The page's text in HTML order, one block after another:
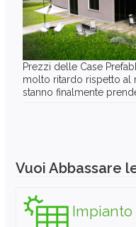
Prezzi delle Case
molto ritardo rispetto al
stanno finalmente
Vuoi Abbassare
Impianto